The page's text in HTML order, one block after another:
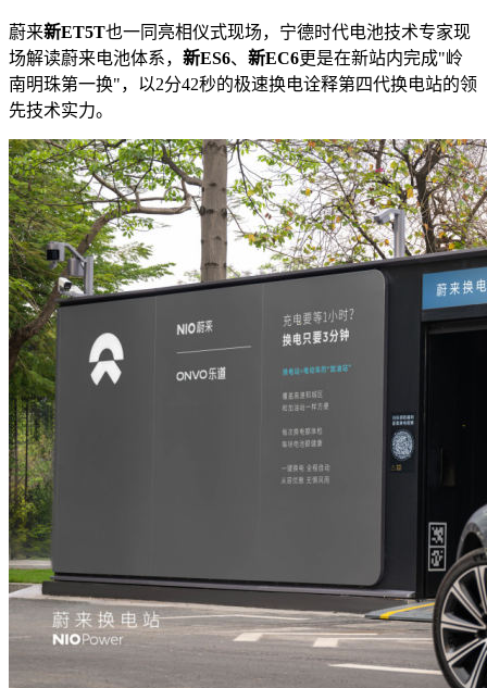
蔚来新ET5T也一同亮相仪式现场，宁德时代电池技术专家现
场解读蔚来电池体系， 新ES6、 新EC6更是在新站内完成"岭
南明珠第一换"，以2分42秒的极速换电诠释第四代换电站的领
先技术实力。